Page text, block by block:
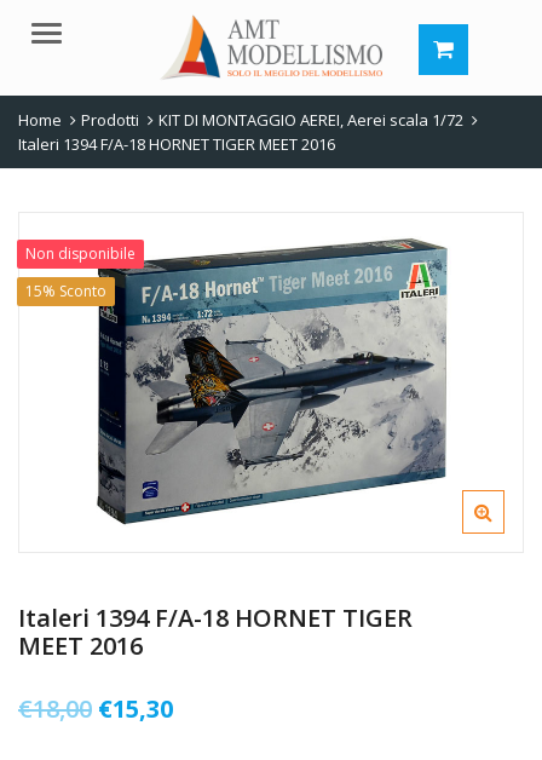
Menu
Home Prodotti KIT DI MONTAGGIO AEREI,Aerei scala 1/72
Italeri 1394 F/A-18 HORNET TIGER MEET 2016
Non disponibile
15% Sconto
Italeri 1394 F/A-18 HORNET TIGER
MEET 2016
€18,00 Il
€15,30Il